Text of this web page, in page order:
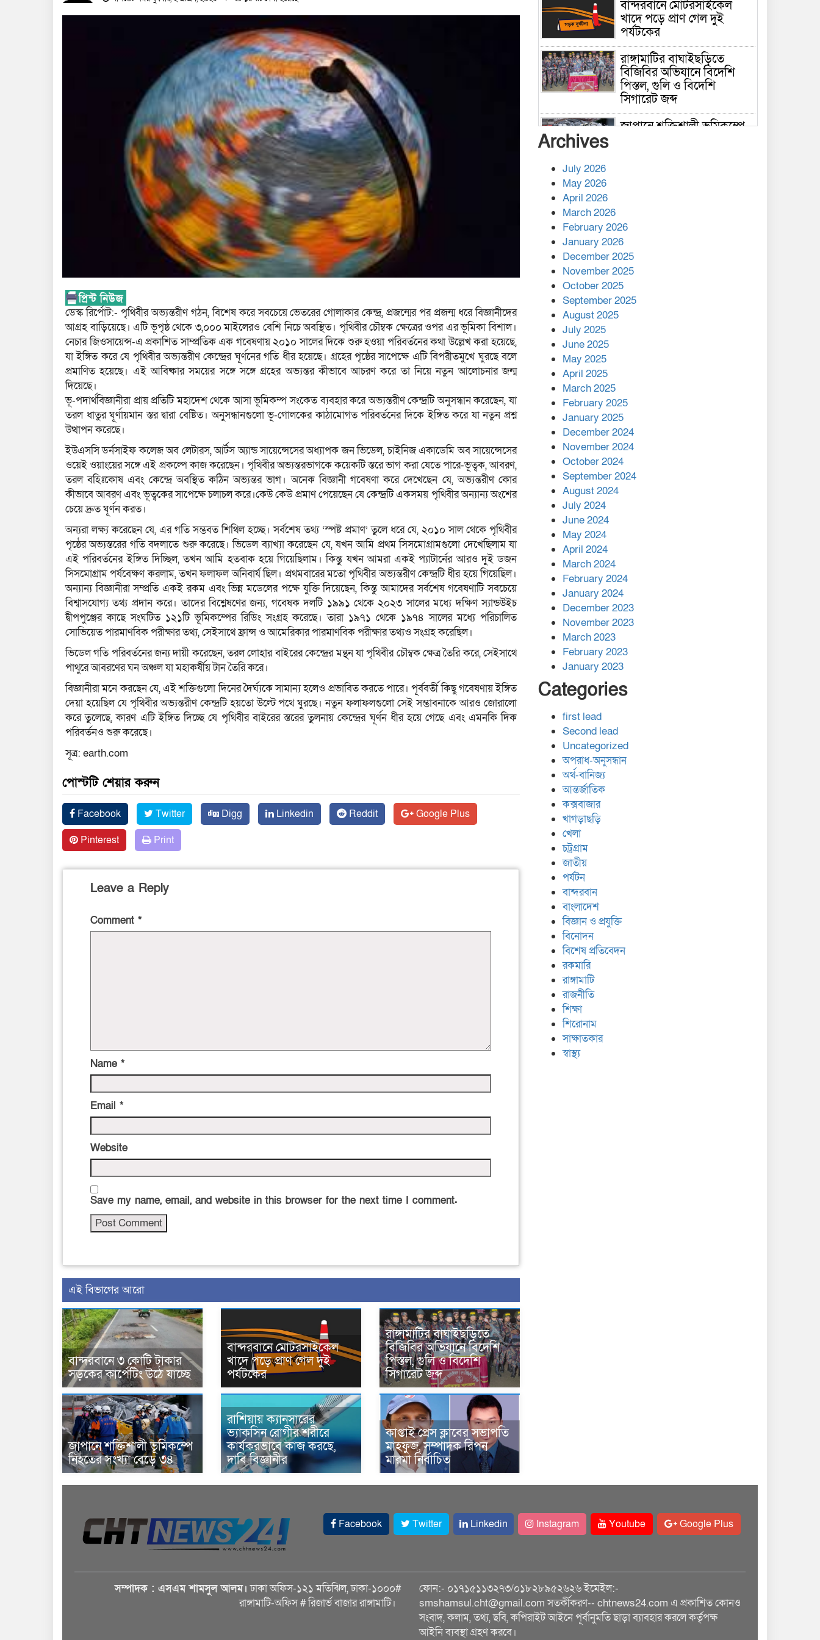
ডেস্ক রির্পোট:- পৃথিবীর অভ্যন্তরীণ গঠন, বিশেষ করে সবচেয়ে ভেতরের গোলাকার কেন্দ্র, প্রজন্মের পর প্রজন্ম ধরে বিজ্ঞানীদের
আগ্রহ বাড়িয়েছে। এটি ভূপৃষ্ঠ থেকে ৩,০০০ মাইলেরও বেশি নিচে অবস্থিত। পৃথিবীর চৌম্বক ক্ষেত্রের ওপর এর ভূমিকা বিশাল।
নেচার জিওসায়েন্স-এ প্রকাশিত সাম্প্রতিক এক গবেষণায় ২০১০ সালের দিকে শুরু হওয়া পরিবর্তনের কথা উল্লেখ করা হয়েছে,
যা ইঙ্গিত করে যে পৃথিবীর অভ্যন্তরীণ কেন্দ্রের ঘূর্ণনের গতি ধীর হয়েছে। গ্রহের পৃষ্ঠের সাপেক্ষে এটি বিপরীতমুখে ঘুরছে বলে
প্রমাণিত হয়েছে। এই আবিষ্কার সময়ের সঙ্গে সঙ্গে গ্রহের অভ্যন্তর কীভাবে আচরণ করে তা নিয়ে নতুন আলোচনার জন্ম
দিয়েছে।
ভূ-পদার্থবিজ্ঞানীরা প্রায় প্রতিটি মহাদেশ থেকে আসা ভূমিকম্প সংকেত ব্যবহার করে অভ্যন্তরীণ কেন্দ্রটি অনুসন্ধান করেছেন, যা
তরল ধাতুর ঘূর্ণায়মান স্তর দ্বারা বেষ্টিত। অনুসন্ধানগুলো ভূ-গোলকের কাঠামোগত পরিবর্তনের দিকে ইঙ্গিত করে যা নতুন প্রশ্ন
উত্থাপন করেছে।
ইউএসসি ডর্নসাইফ কলেজ অব লেটারস, আর্টস অ্যান্ড সায়েন্সেসের অধ্যাপক জন ভিডেল, চাইনিজ একাডেমি অব সায়েন্সেসের
ওয়েই ওয়াংয়ের সঙ্গে এই প্রকল্পে কাজ করেছেন। পৃথিবীর অভ্যন্তরভাগকে কয়েকটি স্তরে ভাগ করা যেতে পারে-ভূত্বক, আবরণ,
তরল বহিঃকোষ এবং কেন্দ্রে অবস্থিত কঠিন অভ্যন্তর ভাগ। অনেক বিজ্ঞানী গবেষণা করে দেখেছেন যে, অভ্যন্তরীণ কোর
কীভাবে আবরণ এবং ভূত্বকের সাপেক্ষে চলাচল করে।কেউ কেউ প্রমাণ পেয়েছেন যে কেন্দ্রটি একসময় পৃথিবীর অন্যান্য অংশের
চেয়ে দ্রুত ঘূর্ণন করত।
অন্যরা লক্ষ্য করেছেন যে, এর গতি সম্ভবত শিথিল হচ্ছে। সর্বশেষ তথ্য ‘স্পষ্ট প্রমাণ’ তুলে ধরে যে, ২০১০ সাল থেকে পৃথিবীর
পৃষ্ঠের অভ্যন্তরের গতি বদলাতে শুরু করেছে। ভিডেল ব্যাখ্যা করেছেন যে, যখন আমি প্রথম সিসমোগ্রামগুলো দেখেছিলাম যা
এই পরিবর্তনের ইঙ্গিত দিচ্ছিল, তখন আমি হতবাক হয়ে গিয়েছিলাম। কিন্তু যখন আমরা একই প্যাটার্নের আরও দুই ডজন
সিসমোগ্রাম পর্যবেক্ষণ করলাম, তখন ফলাফল অনিবার্য ছিল। প্রথমবারের মতো পৃথিবীর অভ্যন্তরীণ কেন্দ্রটি ধীর হয়ে গিয়েছিল।
অন্যান্য বিজ্ঞানীরা সম্প্রতি একই রকম এবং ভিন্ন মডেলের পক্ষে যুক্তি দিয়েছেন, কিন্তু আমাদের সর্বশেষ গবেষণাটি সবচেয়ে
বিশ্বাসযোগ্য তথ্য প্রদান করে। তাদের বিশ্লেষণের জন্য, গবেষক দলটি ১৯৯১ থেকে ২০২৩ সালের মধ্যে দক্ষিণ স্যান্ডউইচ
দ্বীপপুঞ্জের কাছে সংঘটিত ১২১টি ভূমিকম্পের রিডিং সংগ্রহ করেছে। তারা ১৯৭১ থেকে ১৯৭৪ সালের মধ্যে পরিচালিত
সোভিয়েত পারমাণবিক পরীক্ষার তথ্য, সেইসাথে ফ্রান্স ও আমেরিকার পারমাণবিক পরীক্ষার তথ্যও সংগ্রহ করেছিল।
ভিডেল গতি পরিবর্তনের জন্য দায়ী করেছেন, তরল লোহার বাইরের কেন্দ্রের মন্থন যা পৃথিবীর চৌম্বক ক্ষেত্র তৈরি করে, সেইসাথে
পাথুরে আবরণের ঘন অঞ্চল যা মহাকর্ষীয় টান তৈরি করে।
বিজ্ঞানীরা মনে করছেন যে, এই শক্তিগুলো দিনের দৈর্ঘ্যকে সামান্য হলেও প্রভাবিত করতে পারে। পূর্ববর্তী কিছু গবেষণায় ইঙ্গিত
দেয়া হয়েছিল যে পৃথিবীর অভ্যন্তরীণ কেন্দ্রটি হয়তো উল্টে পথে ঘুরছে। নতুন ফলাফলগুলো সেই সম্ভাবনাকে আরও জোরালো
করে তুলেছে, কারণ এটি ইঙ্গিত দিচ্ছে যে পৃথিবীর বাইরের স্তরের তুলনায় কেন্দ্রের ঘূর্ণন ধীর হয়ে গেছে এবং এমনকি দিক
পরিবর্তনও শুরু করেছে।
সূত্র: earth.com
পোস্টটি শেয়ার করুন
Facebook Twitter Digg Linkedin Reddit
Google Plus
Pinterest
Print
Leave a Reply
Comment *
Name *
Email *
Website
Save my name, email, and website in this browser for the next time I comment.
এই বিভাগের আরো
বান্দরবানে ৩ কোটি টাকার
সড়কের কার্পেটিং উঠে যাচ্ছে
বান্দরবানে মোটরসাইকেল
খাদে পড়ে প্রাণ গেল দুই
পর্যটকের
রাঙ্গামাটির বাঘাইছড়িতে
বিজিবির অভিযানে বিদেশি
পিস্তল, গুলি ও বিদেশি
সিগারেট জব্দ
জাপানে শক্তিশালী ভূমিকম্পে
নিহতের সংখ্যা বেড়ে ৩৪
রাশিয়ায় ক্যানসারের
ভ্যাকসিন রোগীর শরীরে
কার্যকরভাবে কাজ করছে,
দাবি বিজ্ঞানীর
কাপ্তাই প্রেস ক্লাবের সভাপতি
মাহফুজ, সম্পাদক রিপন
মারমা নির্বাচিত
বান্দরবানে মোটরসাইকেল
খাদে পড়ে প্রাণ গেল দুই
পর্যটকের
রাঙ্গামাটির বাঘাইছড়িতে
বিজিবির অভিযানে বিদেশি
পিস্তল, গুলি ও বিদেশি
সিগারেট জব্দ
জাপানে শক্তিশালী ভূমিকম্পে
কাপ্তাই প্রেস ক্লাবের সভাপতি
মাহফুজ, সম্পাদক রিপন মারমা
নির্বাচিত
মালয়েশিয়ার প্রধানমন্ত্রীকে চিঠি
দেয়ার পর ফোন তারেক
রহমানের,গ্যাস সঙ্কট
মোকাবিলায় সহায়তার আশ্বাস
এক বিলিয়ন ডলার বিনিয়োগ
হবে আনোয়ারায়
বান্দরবানে বন্যায় ক্ষতিগ্রস্তদের
মাঝে সহায়তা দিলেন সাচিং প্রু
জেরী
Archives
July 2026
May 2026
April 2026
March 2026
February 2026
January 2026
December 2025
November 2025
October 2025
September 2025
August 2025
July 2025
June 2025
May 2025
April 2025
March 2025
February 2025
January 2025
December 2024
November 2024
October 2024
September 2024
August 2024
July 2024
June 2024
May 2024
April 2024
March 2024
February 2024
January 2024
December 2023
November 2023
March 2023
February 2023
January 2023
Categories
first lead
Second lead
Uncategorized
অপরাধ-অনুসন্ধান
অর্থ-বানিজ্য
আন্তর্জাতিক
কক্সবাজার
খাগড়াছড়ি
খেলা
চট্রগ্রাম
জাতীয়
পর্যটন
বান্দরবান
বাংলাদেশ
বিজ্ঞান ও প্রযুক্তি
বিনোদন
বিশেষ প্রতিবেদন
রকমারি
রাঙ্গামাটি
রাজনীতি
শিক্ষা
শিরোনাম
সাক্ষাতকার
স্বাস্থ্য
Facebook Twitter Linkedin Instagram Youtube Google Plus
সম্পাদক : এসএম শামসুল আলম। ঢাকা অফিস-১২১ মতিঝিল, ঢাকা-১০০০#
রাঙ্গামাটি-অফিস # রিজার্ভ বাজার রাঙ্গামাটি।
ফোন:- ০১৭১৫১১৩২৭৩/০১৮২৮৯৫২৬২৬ ইমেইল:-
smshamsul.cht@gmail.com সতর্কীকরণ-- chtnews24.com এ প্রকাশিত কোনও
সংবাদ, কলাম, তথ্য, ছবি, কপিরাইট আইনে পূর্বানুমতি ছাড়া ব্যাবহার করলে কর্তৃপক্ষ
আইনি ব্যবস্থা গ্রহণ করবে।